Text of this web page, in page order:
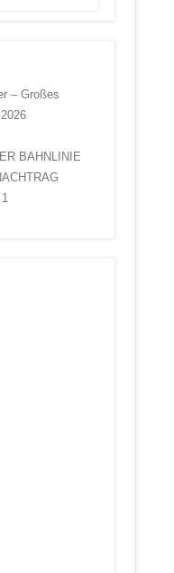
– Großes
BAHNLINIE